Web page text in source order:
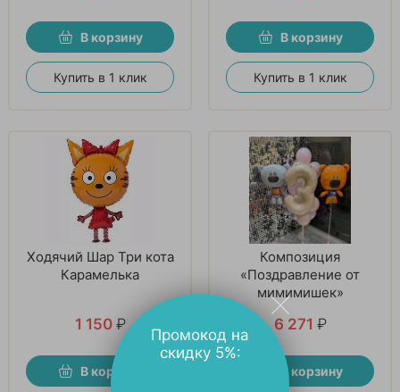
В корзину
Купить в 1 клик
В корзину
Купить в 1 клик
Ходячий Шар Три кота
Карамелька
1 150 ₽
В корзину
Композиция
«Поздравление от
мимимишек»
6 271 ₽
В корзину
Промокод на
скидку 5%: